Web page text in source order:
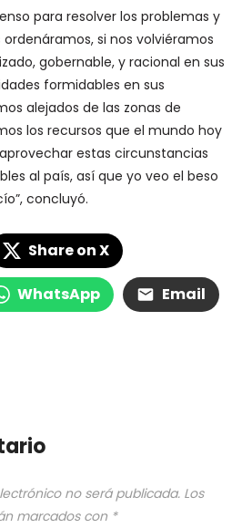
para resolver los problemas y
ordenáramos, si nos volviéramos
gobernable, y racional en sus
formidables en sus
alejados de las zonas de
los recursos que el mundo hoy
estas circunstancias
al país, así que yo veo el beso
concluyó.
Share on X
WhatsApp Email
no será publicada. Los
marcados con *